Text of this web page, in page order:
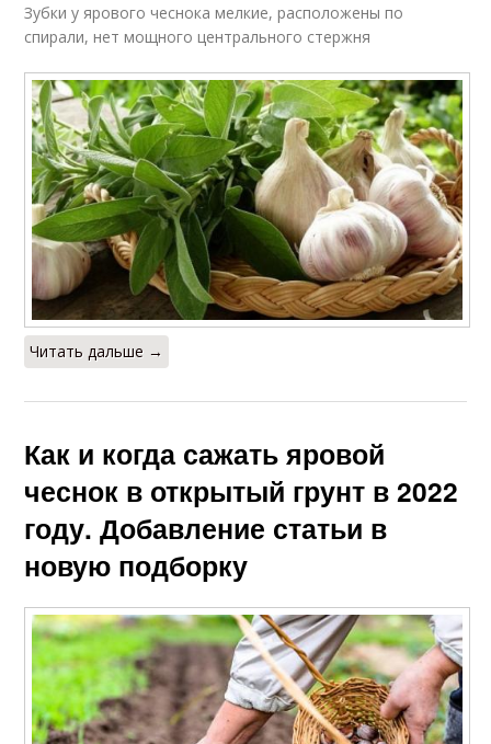
Зубки у ярового чеснока мелкие, расположены по
спирали, нет мощного центрального стержня
Читать дальше →
Как и когда сажать яровой
чеснок в открытый грунт в 2022
году. Добавление статьи в
новую подборку